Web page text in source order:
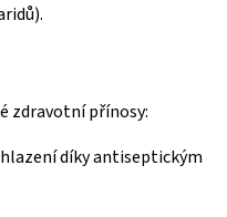
zdravotní přínosy:
díky antiseptickým